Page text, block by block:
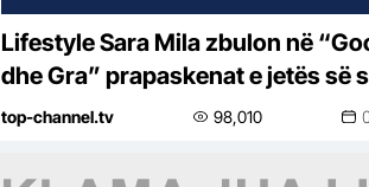
Lifestyle Sara Mila zbulon në “Goca
dhe Gra” prapaskenat e jetës së
politike: Teatër jo i bukur, nuk
top-channel.tv 98,010